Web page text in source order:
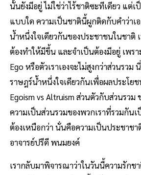
นั้นยังมีอยู่ ไม่ใช่ว่าไร้ชาติซะทีเดียว แต่
แบบใด ความเป็นชาตินี้ผูกติดกับคําว่าเ
น้ำหนึ่งใจเดียวกันของประชาชนในชาติ
ต้องทําให้มีขึ้น และจําเป็นต้องมีอยู่ เพร
Ego หรือตัวเราเองจะไม่สูงกว่าส่วนรวม
ราษฎร์น้ำหนึ่งใจเดียวกันเพื่อผลประโย
Egoism vs Altruism ส่วนตัวกับส่วนรวม
ความเป็นส่วนรวมของพวกเราที่รวมกัน
ต้องเหนือกว่า นั่นคือความเป็นประชาช
อาจารย์ปรีดี พนมยงค์
เรากลับมาพิจารณาว่าในวันนี้ความรักช